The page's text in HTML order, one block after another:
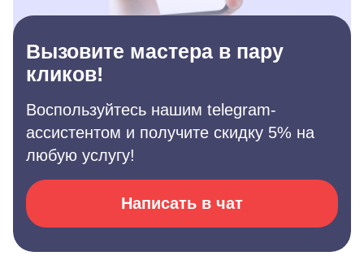
Вызовите мастера в пару
кликов!
Воспользуйтесь нашим telegram-
ассистентом и получите скидку 5% на
любую услугу!
Написать в чат